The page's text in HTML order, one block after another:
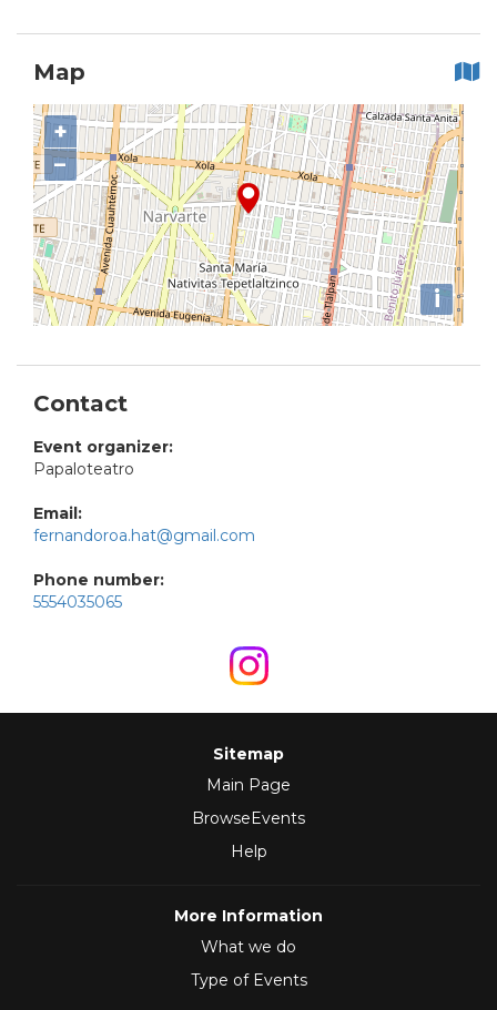
Map
+
−
i
Contact
Event organizer:
Papaloteatro
Email:
fernandoroa.hat@gmail.com
Phone number:
5554035065
Sitemap
Main Page
BrowseEvents
Help
More Information
What we do
Type of Events